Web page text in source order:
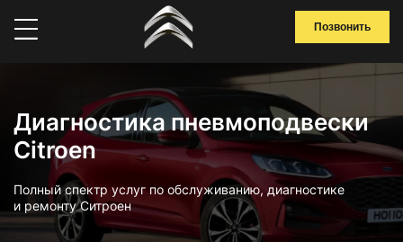
Позвонить
Диагностика пневмоподвески
Citroen
Полный спектр услуг по обслуживанию, диагностике
и ремонту Ситроен